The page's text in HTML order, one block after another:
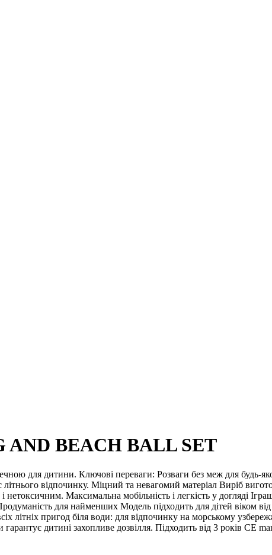
AND BEACH BALL SET
для дитини. Ключові переваги: Розваги без меж для будь-
літнього відпочинку. Міцний та невагомий матеріал Виріб
Максимальна мобільність і легкість у догляді
для найменших Модель підходить для дітей віком
пригод біля води: для відпочинку на морському
дитині захопливе дозвілля. Підходить від 3 років CE